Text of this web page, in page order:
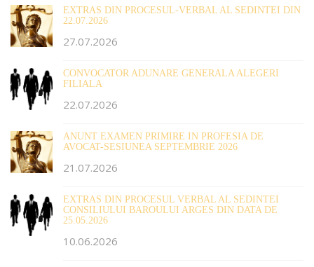
EXTRAS DIN PROCESUL-VERBAL AL SEDINTEI DIN
22.07.2026
27.07.2026
CONVOCATOR ADUNARE GENERALA ALEGERI
FILIALA
22.07.2026
ANUNT EXAMEN PRIMIRE IN PROFESIA DE
AVOCAT-SESIUNEA SEPTEMBRIE 2026
21.07.2026
EXTRAS DIN PROCESUL VERBAL AL SEDINTEI
CONSILIULUI BAROULUI ARGES DIN DATA DE
25.05.2026
10.06.2026